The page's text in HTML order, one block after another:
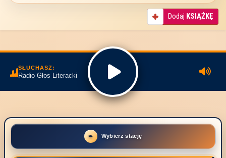
Dodaj KSIĄŻKĘ
SŁUCHASZ:
Radio Głos Literacki
Wybierz stację